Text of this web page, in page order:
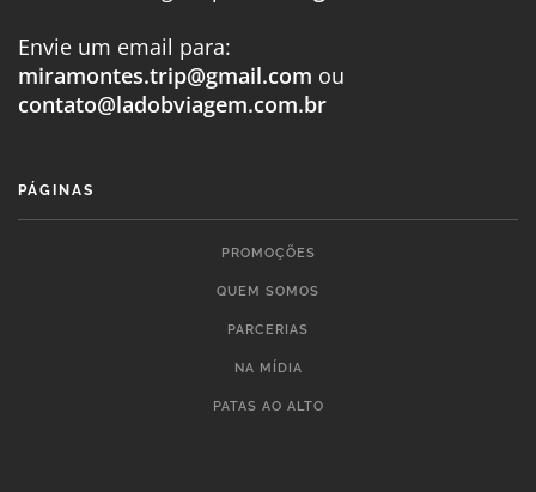
Envie um email para:
miramontes.trip@gmail.com ou
contato@ladobviagem.com.br
PÁGINAS
PROMOÇÕES
QUEM SOMOS
PARCERIAS
NA MÍDIA
PATAS AO ALTO